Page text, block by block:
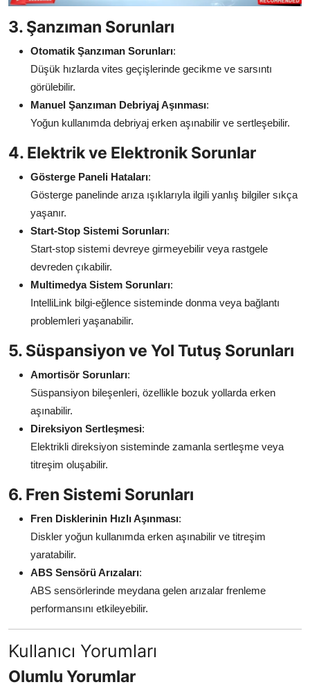
3. Şanzıman Sorunları
Otomatik Şanzıman Sorunları:
Düşük hızlarda vites geçişlerinde gecikme ve sarsıntı
görülebilir.
Manuel Şanzıman Debriyaj Aşınması:
Yoğun kullanımda debriyaj erken aşınabilir ve sertleşebilir.
4. Elektrik ve Elektronik Sorunlar
Gösterge Paneli Hataları:
Gösterge panelinde arıza ışıklarıyla ilgili yanlış bilgiler sıkça
yaşanır.
Start-Stop Sistemi Sorunları:
Start-stop sistemi devreye girmeyebilir veya rastgele
devreden çıkabilir.
Multimedya Sistem Sorunları:
IntelliLink bilgi-eğlence sisteminde donma veya bağlantı
problemleri yaşanabilir.
5. Süspansiyon ve Yol Tutuş Sorunları
Amortisör Sorunları:
Süspansiyon bileşenleri, özellikle bozuk yollarda erken
aşınabilir.
Direksiyon Sertleşmesi:
Elektrikli direksiyon sisteminde zamanla sertleşme veya
titreşim oluşabilir.
6. Fren Sistemi Sorunları
Fren Disklerinin Hızlı Aşınması:
Diskler yoğun kullanımda erken aşınabilir ve titreşim
yaratabilir.
ABS Sensörü Arızaları:
ABS sensörlerinde meydana gelen arızalar frenleme
performansını etkileyebilir.
Kullanıcı Yorumları
Olumlu Yorumlar